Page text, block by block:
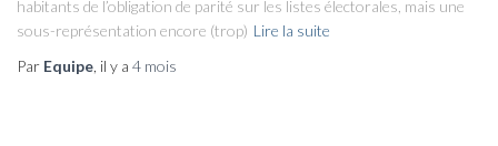
habitants de l’obligation de parité sur les listes électorales, mais une
sous-représentation encore (trop) Lire la suite
Par Equipe , il y a 4 mois